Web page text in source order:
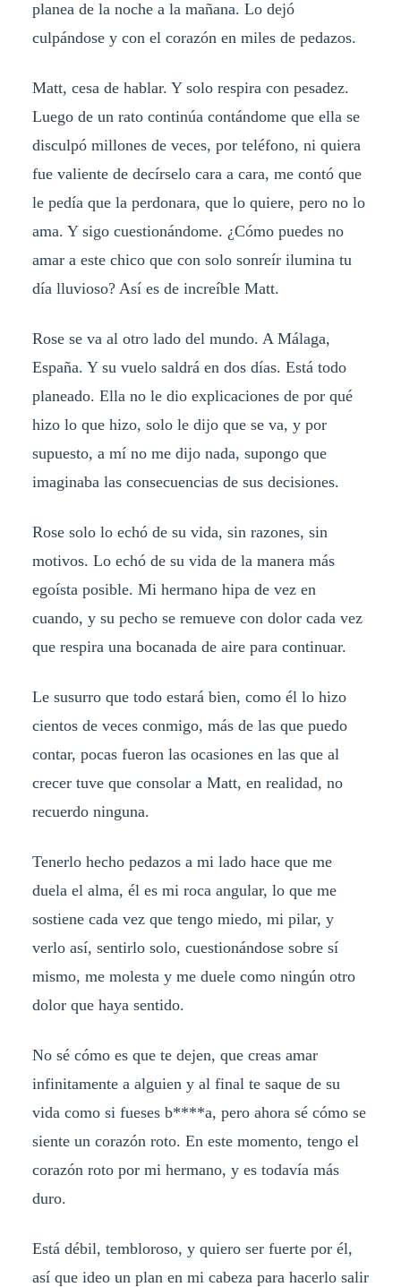
planea de la noche a la mañana. Lo dejó
culpándose y con el corazón en miles de pedazos.
Matt, cesa de hablar. Y solo respira con pesadez.
Luego de un rato continúa contándome que ella se
disculpó millones de veces, por teléfono, ni quiera
fue valiente de decírselo cara a cara, me contó que
le pedía que la perdonara, que lo quiere, pero no lo
ama. Y sigo cuestionándome. ¿Cómo puedes no
amar a este chico que con solo sonreír ilumina tu
día lluvioso? Así es de increíble Matt.
Rose se va al otro lado del mundo. A Málaga,
España. Y su vuelo saldrá en dos días. Está todo
planeado. Ella no le dio explicaciones de por qué
hizo lo que hizo, solo le dijo que se va, y por
supuesto, a mí no me dijo nada, supongo que
imaginaba las consecuencias de sus decisiones.
Rose solo lo echó de su vida, sin razones, sin
motivos. Lo echó de su vida de la manera más
egoísta posible. Mi hermano hipa de vez en
cuando, y su pecho se remueve con dolor cada vez
que respira una bocanada de aire para continuar.
Le susurro que todo estará bien, como él lo hizo
cientos de veces conmigo, más de las que puedo
contar, pocas fueron las ocasiones en las que al
crecer tuve que consolar a Matt, en realidad, no
recuerdo ninguna.
Tenerlo hecho pedazos a mi lado hace que me
duela el alma, él es mi roca angular, lo que me
sostiene cada vez que tengo miedo, mi pilar, y
verlo así, sentirlo solo, cuestionándose sobre sí
mismo, me molesta y me duele como ningún otro
dolor que haya sentido.
No sé cómo es que te dejen, que creas amar
infinitamente a alguien y al final te saque de su
vida como si fueses b****a, pero ahora sé cómo se
siente un corazón roto. En este momento, tengo el
corazón roto por mi hermano, y es todavía más
duro.
Está débil, tembloroso, y quiero ser fuerte por él,
así que ideo un plan en mi cabeza para hacerlo salir